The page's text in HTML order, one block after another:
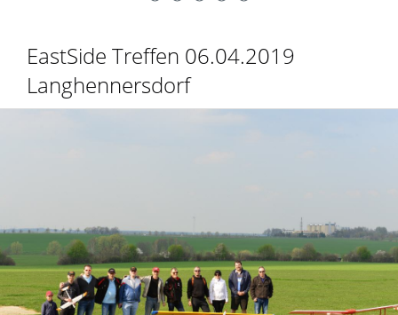
EastSide Treffen 06.04.2019
Langhennersdorf